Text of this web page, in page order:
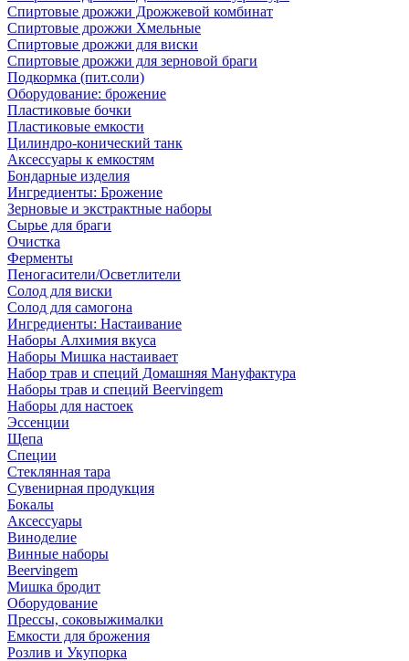
Спиртовые дрожжи Дрожжевой комбинат
Спиртовые дрожжи Хмельные
Спиртовые дрожжи для виски
Спиртовые дрожжи для зерновой браги
Подкормка (пит.соли)
Оборудование: брожение
Пластиковые бочки
Пластиковые емкости
Цилиндро-конический танк
Аксессуары к емкостям
Бондарные изделия
Ингредиенты: Брожение
Зерновые и экстрактные наборы
Сырье для браги
Очистка
Ферменты
Пеногасители/Осветлители
Солод для виски
Солод для самогона
Ингредиенты: Настаивание
Наборы Алхимия вкуса
Наборы Мишка настаивает
Набор трав и специй Домашняя Мануфактура
Наборы трав и специй Beervingem
Наборы для настоек
Эссенции
Щепа
Специи
Стеклянная тара
Сувенирная продукция
Бокалы
Аксессуары
Виноделие
Винные наборы
Beervingem
Мишка бродит
Оборудование
Прессы, соковыжималки
Емкости для брожения
Розлив и Укупорка